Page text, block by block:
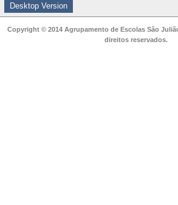
Desktop Version
Copyright © 2014 Agrupamento de Escolas São
direitos reservados.